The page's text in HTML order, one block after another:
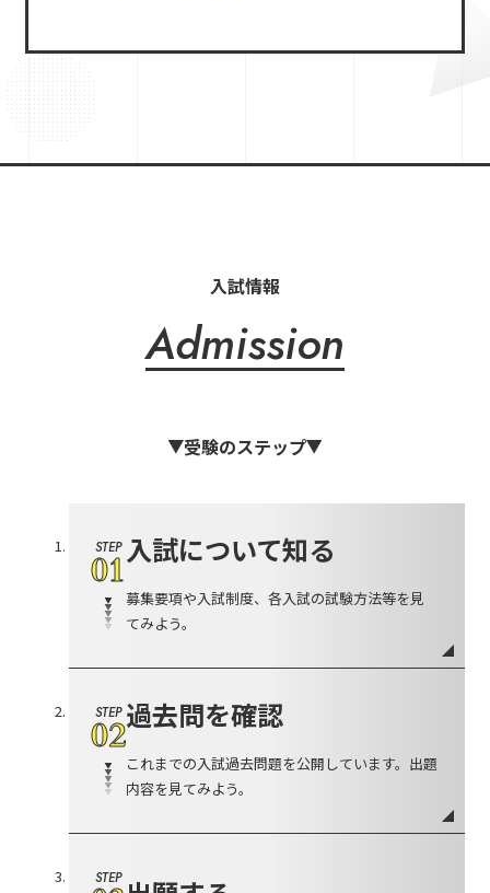
入試情報
Admission
受験のステップ
STEP
01入試について知る
募集要項や入試制度、各入試の試験方法等を見
てみよう。
STEP
02過去問を確認
これまでの入試過去問題を公開しています。出題
内容を見てみよう。
STEP